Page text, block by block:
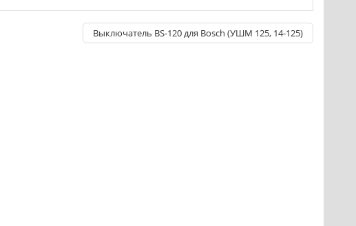
Выключатель BS-120 для Bosch (УШМ 125, 14-125)